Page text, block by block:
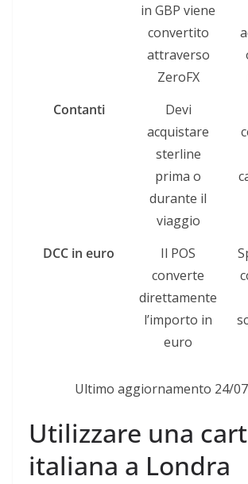
in GBP viene
convertito
attraverso
ZeroFX
Contanti
Devi
acquistare
sterline
prima o
durante il
viaggio
DCC in euro
Il POS
converte
direttamente
l’importo in
euro
Ultimo aggiornamento 24/
Utilizzare una
italiana a Londra